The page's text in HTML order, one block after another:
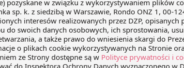
częstokroć wchodząc w spory z organami
jako budynki opodatkowane od ich powierzchni
jest ich wartość początkowa. Grudniowy
spory z organami zakończą się dla nich pomyślnie i
organy podatkowe i sądy administracyjne
opodatkowania podatkiem od nieruchomości są